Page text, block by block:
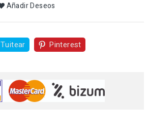
Añadir Deseos
Tuitear Pinterest